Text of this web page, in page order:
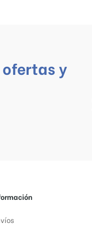
y